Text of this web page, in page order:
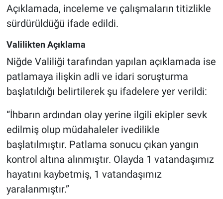
Açıklamada, inceleme ve çalışmaların titizlikle
sürdürüldüğü ifade edildi.
Valilikten Açıklama
Niğde Valiliği tarafından yapılan açıklamada ise
patlamaya ilişkin adli ve idari soruşturma
başlatıldığı belirtilerek şu ifadelere yer verildi:
“İhbarın ardından olay yerine ilgili ekipler sevk
edilmiş olup müdahaleler ivedilikle
başlatılmıştır. Patlama sonucu çıkan yangın
kontrol altına alınmıştır. Olayda 1 vatandaşımız
hayatını kaybetmiş, 1 vatandaşımız
yaralanmıştır.”